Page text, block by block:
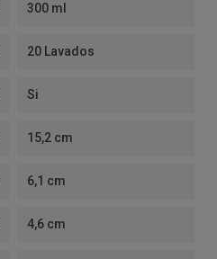
300 ml
20 Lavados
Si
15,2 cm
6,1 cm
4,6 cm